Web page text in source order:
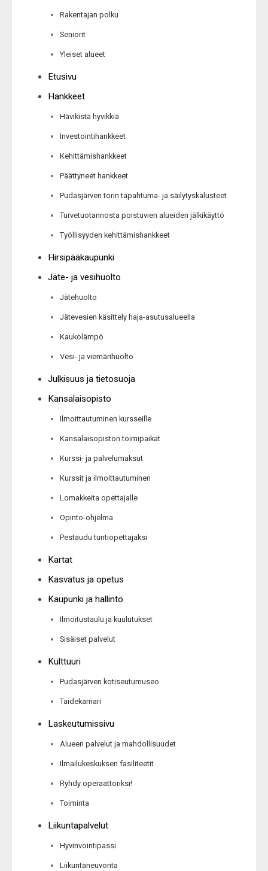
Rakentajan polku
Seniorit
Yleiset alueet
Etusivu
Hankkeet
Hävikistä hyvikkiä
Investointihankkeet
Kehittämishankkeet
Päättyneet hankkeet
Pudasjärven torin tapahtuma- ja säilytyskalusteet
Turvetuotannosta poistuvien alueiden jälkikäyttö
Työllisyyden kehittämishankkeet
Hirsipääkaupunki
Jäte- ja vesihuolto
Jätehuolto
Jätevesien käsittely haja-asutusalueella
Kaukolämpö
Vesi- ja viemärihuolto
Julkisuus ja tietosuoja
Kansalaisopisto
Ilmoittautuminen kursseille
Kansalaisopiston toimipaikat
Kurssi- ja palvelumaksut
Kurssit ja ilmoittautuminen
Lomakkeita opettajalle
Opinto-ohjelma
Pestaudu tuntiopettajaksi
Kartat
Kasvatus ja opetus
Kaupunki ja hallinto
Ilmoitustaulu ja kuulutukset
Sisäiset palvelut
Kulttuuri
Pudasjärven kotiseutumuseo
Taidekamari
Laskeutumissivu
Alueen palvelut ja mahdollisuudet
Ilmailukeskuksen fasiliteetit
Ryhdy operaattoriksi!
Toiminta
Liikuntapalvelut
Hyvinvointipassi
Liikuntaneuvonta